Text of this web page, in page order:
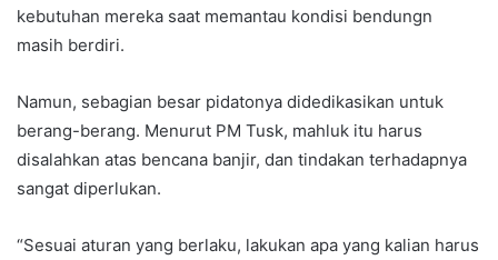
kebutuhan mereka saat memantau kondisi bendungn
masih berdiri.
Namun, sebagian besar pidatonya didedikasikan untuk
berang-berang. Menurut PM Tusk, mahluk itu harus
disalahkan atas bencana banjir, dan tindakan terhadapnya
sangat diperlukan.
“Sesuai aturan yang berlaku, lakukan apa yang kalian harus